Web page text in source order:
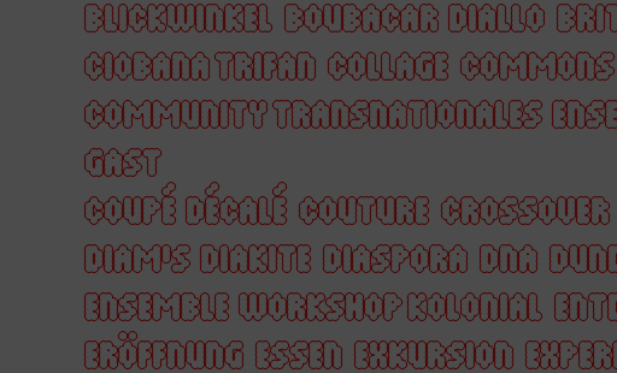
BLICKWINKEL BOUBACAR DIALLO
CIOBANA TRIFAN COLLAGE COMMONS
COMMUNITY TRANSNATIONALES
GAST
COUPÉ DÉCALÉ COUTURE CROSSOVER
DIAM'S DIAKITE DIASPORA DNA
ENSEMBLE WORKSHOP KOLONIAL
ERÖFFNUNG ESSEN EXKURSION